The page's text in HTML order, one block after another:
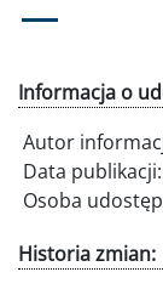
Informacja o
Autor
Data publikacji:
Osoba
Historia zmian: